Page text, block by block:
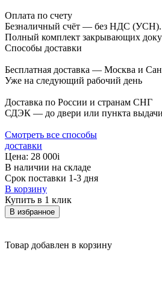
Оплата по счету
Безналичный счёт — без НДС (УСН).
Полный комплект закрывающих
Способы доставки
Бесплатная доставка — Москва и
Уже на следующий рабочий день
Доставка по России и странам СНГ
СДЭК — до двери или пункта выдачи
Смотреть все способы
доставки
Цена: 28 000i
В наличии на складе
Срок поставки 1-3 дня
В корзину
Купить в 1 клик
В избранное
Товар добавлен в корзину